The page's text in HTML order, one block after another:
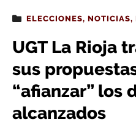
ELECCIONES, NOTICIAS,
UGT La Rioja
sus
“afianzar” los
alcanzados